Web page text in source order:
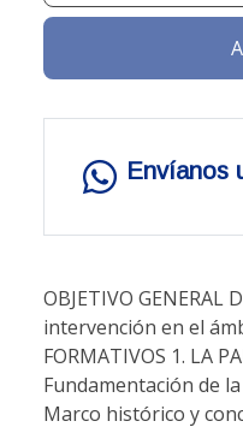
Envíanos
OBJETIVO
intervención en el
FORMATIVOS 1. LA
Fundamentación de
Marco histórico y